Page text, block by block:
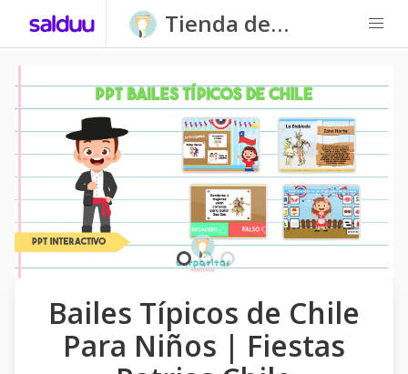
Tienda de
Carpatitas
Homeschool
Bailes Típicos de Chile
Para Niños | Fiestas